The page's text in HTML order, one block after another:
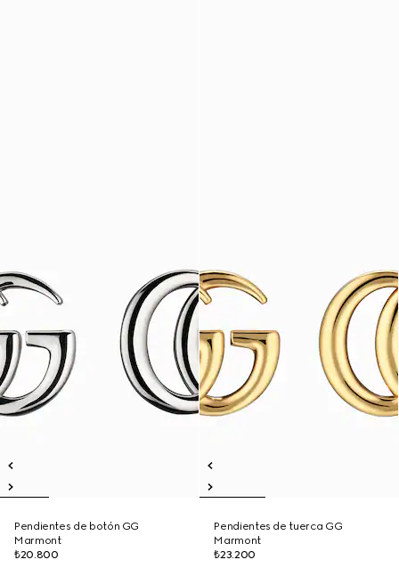
Pendientes de botón GG
Marmont
₺20.800
Pendientes de tuerca GG
Marmont
₺23.200